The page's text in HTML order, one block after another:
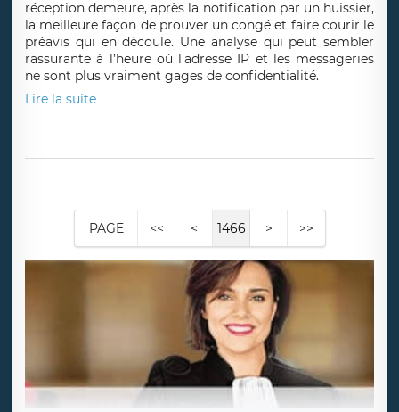
réception demeure, après la notification par un huissier,
la meilleure façon de prouver un congé et faire courir le
préavis qui en découle. Une analyse qui peut sembler
rassurante à l’heure où l'adresse IP et les messageries
ne sont plus vraiment gages de confidentialité.
Lire la suite
PAGE << < 1466 > >>